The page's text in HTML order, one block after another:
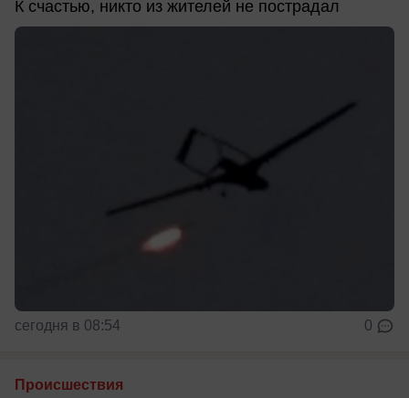
К счастью, никто из жителей не пострадал
сегодня в 08:54 0
Происшествия